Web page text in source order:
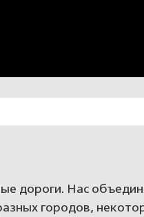
дороги. Нас
городов,